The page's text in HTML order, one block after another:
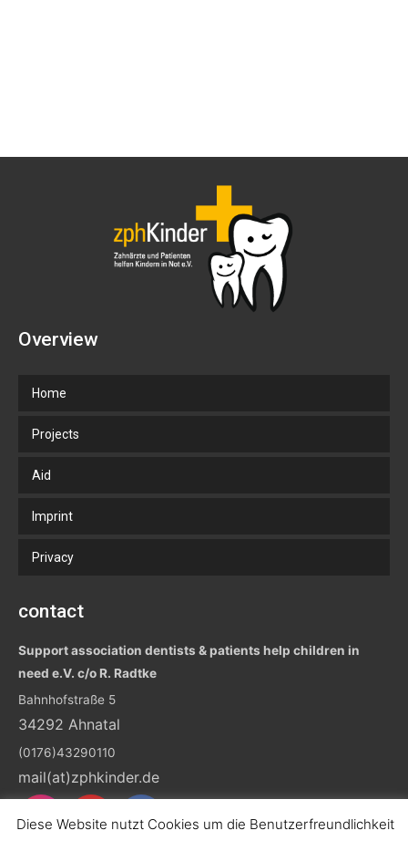
Overview
Home
Projects
Aid
Imprint
Privacy
contact
Support association dentists & patients help children in
need e.V. c/o R. Radtke
Bahnhofstraße 5
34292 Ahnatal
(0176)43290110
mail(at)zphkinder.de
Diese Website nutzt Cookies um die Benutzerfreundlichkeit